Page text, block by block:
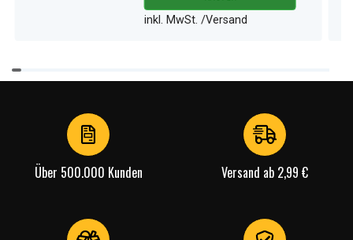
inkl. MwSt. /Versand
Item
1
Über 500.000 Kunden Versand ab 2,99 €